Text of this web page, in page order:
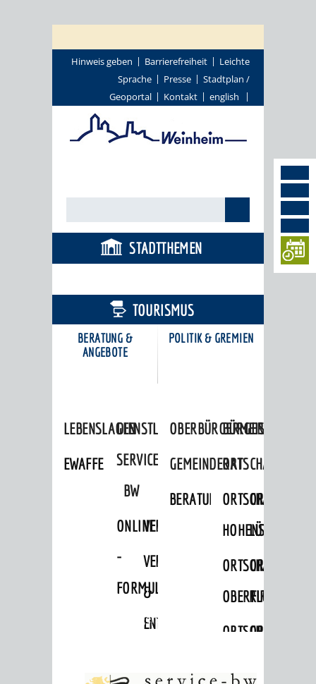
Hinweis geben Barrierefreiheit
Leichte
Sprache
Presse
Stadtplan /
Geoportal
Kontakt english
STADTTHEMEN
BERATUNG &
ANGEBOTE
LEBENSLAGEN
EWAFFE
DIENSTLEISTUNGEN
SERVICE
BW
ONLINE
-
FORMULARE
VERFAHRENSBESCHREIBUNG
VERSORGUNG
&
ENTSORGUNG
POLITIK & GREMIEN
OBERBÜRGERMEISTER
GEMEINDERAT
BERATUNGSERGEBNISSE
ORTSCHAFTSRÄTE
ORTSCHAFTSRAT
HOHENSACHSEN
ORTSCHAFTSRAT
ORTSCHAFTSRAT
TOURISMUS
KARRIEREPORTAL
Bürgerservice